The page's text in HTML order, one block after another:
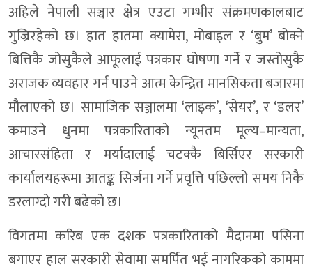
अहिले नेपाली सञ्चार क्षेत्र एउटा गम्भीर संक्रमणकालबाट
गुज्रिरहेको छ। हात हातमा क्यामेरा, मोबाइल र ‘बुम’ बोक्ने
बित्तिकै जोसुकैले आफूलाई पत्रकार घोषणा गर्ने र जस्तोसुकै
अराजक व्यवहार गर्न पाउने आत्म केन्द्रित मानसिकता बजारमा
मौलाएको छ। सामाजिक सञ्जालमा ‘लाइक’, ‘सेयर’, र ‘डलर’
कमाउने धुनमा पत्रकारिताको न्यूनतम मूल्य–मान्यता,
आचारसंहिता र मर्यादालाई चटक्कै बिर्सिएर सरकारी
कार्यालयहरूमा आतङ्क सिर्जना गर्ने प्रवृत्ति पछिल्लो समय निकै
डरलाग्दो गरी बढेको छ।
विगतमा करिब एक दशक पत्रकारिताको मैदानमा पसिना
बगाएर हाल सरकारी सेवामा समर्पित भई नागरिकको काममा